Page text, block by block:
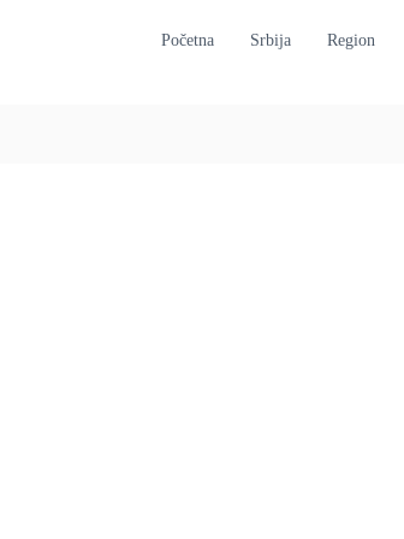
Početna Srbija Region